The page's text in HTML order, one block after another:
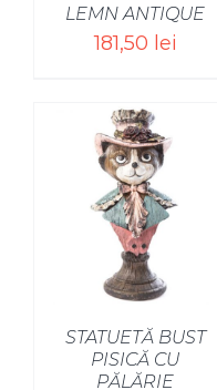
LEMN ANTIQUE
181,50 lei
STATUETĂ BUST
PISICĂ CU
PĂLĂRIE